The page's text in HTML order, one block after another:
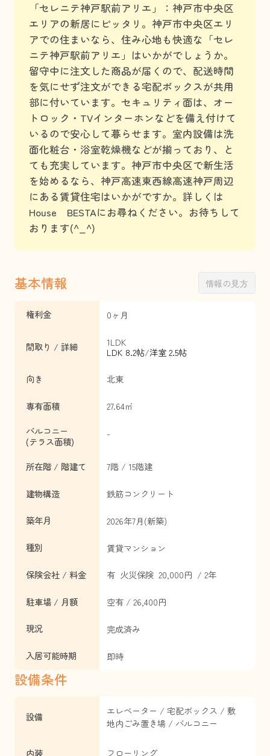
「セレニテ神戸駅前アリエ」：神戸市中央区
エリアの新居にピッタリ。神戸市中央区エリ
アでの住まいなら、住み心地も快適な「セレ
ニテ神戸駅前アリエ」はいかがでしょうか。
留守中に注文した商品が届くので、配送時間
を気にせず注文ができる宅配ボックスが共用
部に付いています。セキュリティ面は、オー
トロック・TVインターホンなどを備え付けて
いるので安心して暮らせます。室内設備は洗
面化粧台・浴室乾燥機などが揃っており、と
ても充実しています。神戸市中央区で新生活
を始めるなら、神戸高速東西線高速神戸周辺
にある賃貸住宅はいかがですか。詳しくは
House BESTAにお尋ねください。お待ちして
おります(^_^)
基本情報 情報の見方
権利金 0ヶ月
間取り / 詳細
1LDK
LDK 8.2帖/洋室 2.5帖
向き 北東
専有面積
27.64㎡
バルコニー
(テラス面積)
-
所在階 / 階建て 7階 / 15階建
建物構造 鉄筋コンクリート
築年月 2026年7月(新築)
種別 賃貸マンション
保険会社 / 料金 有 火災保険 20,000円 / 2年
駐車場 / 月額 空有 / 26,400円
現況 完成済み
入居可能時期 即時
設備条件
設備
エレベーター / 宅配ボックス / 敷
地内ごみ置き場 / バルコニー
内装 フローリング